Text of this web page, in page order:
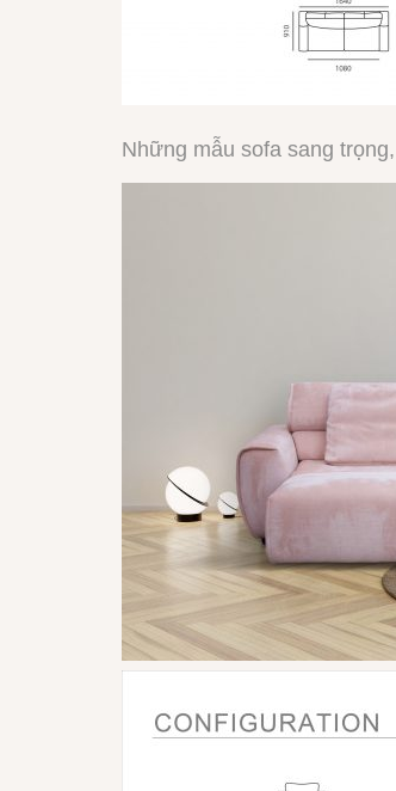
Những mẫu sofa sang